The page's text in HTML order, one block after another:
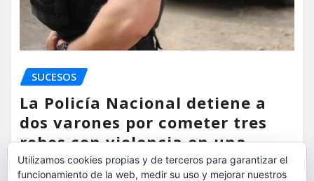
SUCESOS
La Policía Nacional detiene a
dos varones por cometer tres
robos con violencia en una
misma mañana
Utilizamos cookies propias y de terceros para garantizar el
funcionamiento de la web, medir su uso y mejorar nuestros